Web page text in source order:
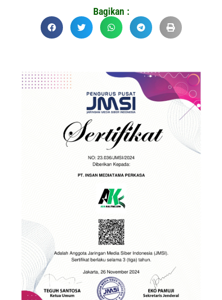
Bagikan :